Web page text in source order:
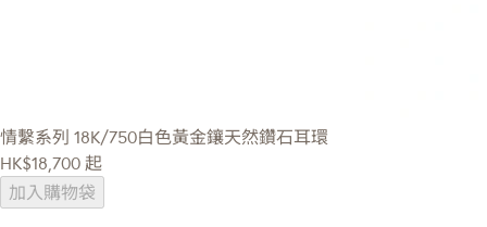
情繫系列 18K/750白色黃金鑲天然鑽石耳環
HK$18,700 起
加入購物袋